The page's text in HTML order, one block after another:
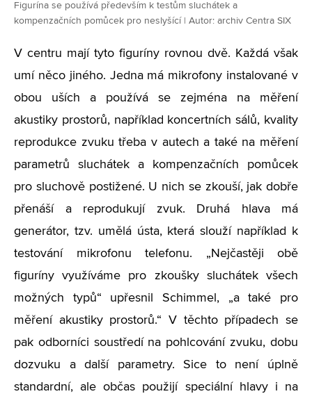
Figurína se používá především k testům sluchátek a
kompenzačních pomůcek pro neslyšící | Autor: archiv Centra SIX
V centru mají tyto figuríny rovnou dvě. Každá však
umí něco jiného. Jedna má mikrofony instalované v
obou uších a používá se zejména na měření
akustiky prostorů, například koncertních sálů, kvality
reprodukce zvuku třeba v autech a také na měření
parametrů sluchátek a kompenzačních pomůcek
pro sluchově postižené. U nich se zkouší, jak dobře
přenáší a reprodukují zvuk. Druhá hlava má
generátor, tzv. umělá ústa, která slouží například k
testování mikrofonu telefonu. „Nejčastěji obě
figuríny využíváme pro zkoušky sluchátek všech
možných typů“ upřesnil Schimmel, „a také pro
měření akustiky prostorů.“ V těchto případech se
pak odborníci soustředí na pohlcování zvuku, dobu
dozvuku a další parametry. Sice to není úplně
standardní, ale občas použijí speciální hlavy i na